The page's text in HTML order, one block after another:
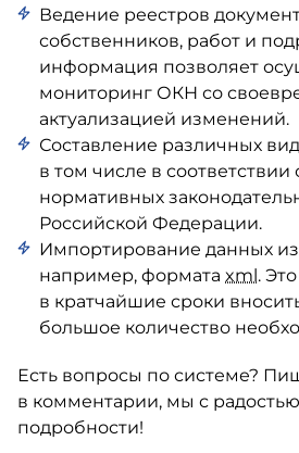
Ведение реестров
собственников, работ и
информация позволяет
мониторинг ОКН со
актуализацией изменений.
Составление различных
в том числе в
нормативных
Российской Федерации.
Импортирование данных
например, формата xml.
в кратчайшие сроки
большое количество
Есть вопросы по системе?
в комментарии, мы с
подробности!